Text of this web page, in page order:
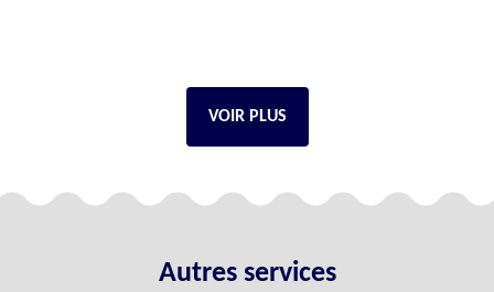
VOIR PLUS
Autres services